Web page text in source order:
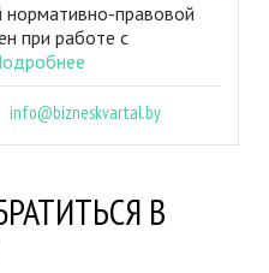
правовой
при работе с
info@bizneskvartal.by
В